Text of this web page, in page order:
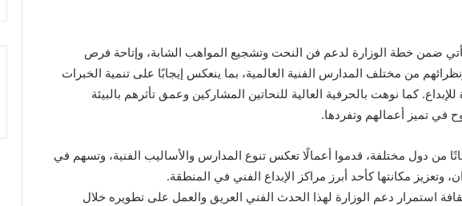
ضمن خطة الوزارة لدعم فن النحت وتشجيع المواهب الشابة، وإتاحة فرص
من مختلف المدارس الفنية العالمية، بما ينعكس إيجابًا على تنمية الخبرات
كما نوهت بالحرفية العالية للنحاتين المشاركين وعمق تأثرهم بالبيئة
في تميز أعمالهم وتفردها.
في الدورة الثلاثين 13 نحاتًا من دول مختلفة، قدموا أعمالًا تعكس تنوع المدارس والأساليب الفنية، وتسهم في
وتعزيز مكانتها كأحد أبرز مراكز الإبداع الفني في المنطقة.
استمرار دعم الوزارة لهذا الحدث الفني العريق والعمل على تطويره خلال